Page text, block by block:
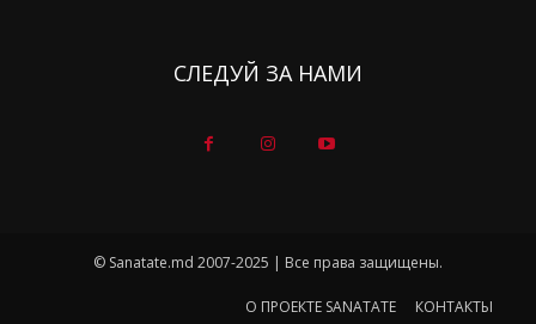
СЛЕДУЙ ЗА НАМИ
© Sanatate.md 2007-2025 | Все права защищены.
О ПРОЕКТЕ SANATATE
КОНТАКТЫ